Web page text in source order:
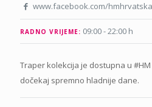
www.facebook.com/
RADNO VRIJEME: 09:00 - 22:00 h
Traper kolekcija je dostupna u
dočekaj spremno hladnije dane.